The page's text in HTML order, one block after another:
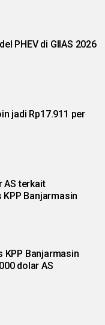
PHEV di GIIAS 2026
jadi Rp17.911 per
AS terkait
Banjarmasin
KPP Banjarmasin
dolar AS